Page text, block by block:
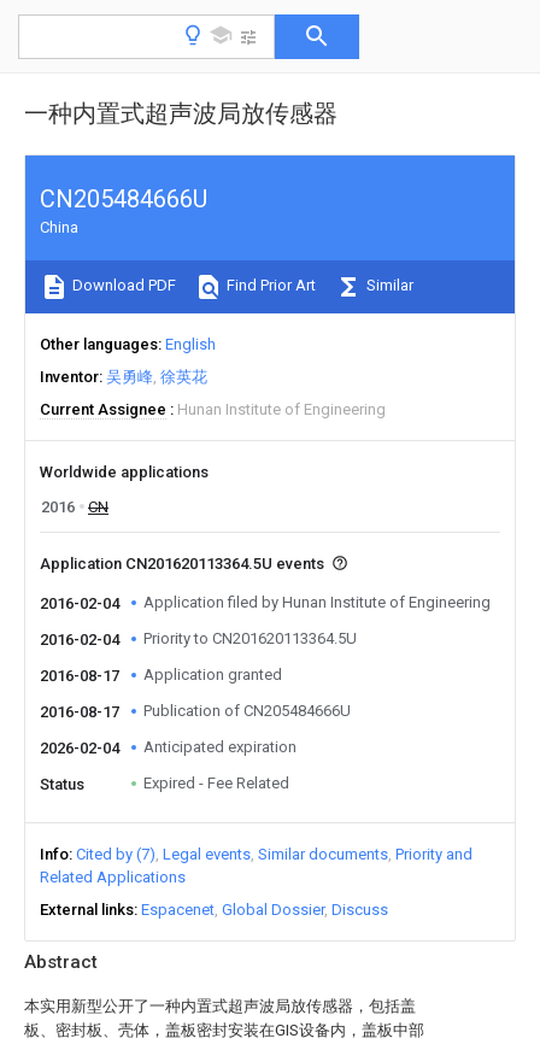
一种内置式超声波局放传感器
Abstract
本实用新型公开了一种内置式超声波局放传感器，包括盖
板、密封板、壳体，盖板密封安装在GIS设备内，盖板中部
CN205484666U
China
Download PDF Find Prior Art Similar
Other languages English
Inventor 吴勇峰 徐英花
Current Assignee
Hunan Institute of Engineering
Worldwide applications
2016
CN
Application CN201620113364.5U events
2016-02-04 Application filed by Hunan Institute of Engineering
2016-02-04 Priority to CN201620113364.5U
2016-08-17 Application granted
2016-08-17 Publication of CN205484666U
2026-02-04 Anticipated expiration
Status Expired - Fee Related
Info Cited by (7) Legal events Similar documents Priority and
Related Applications
External links Espacenet Global Dossier Discuss